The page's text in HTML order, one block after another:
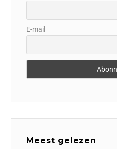
E-mail
Meest gelezen